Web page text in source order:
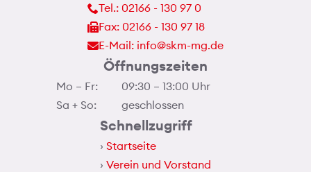
Tel.: 02166 - 130 97 0
Fax: 02166 - 130 97 18
E-Mail: info@skm-mg.de
Öffnungszeiten
Mo – Fr:
Sa + So:
09:30 – 13:00 Uhr
geschlossen
Schnellzugriff
Startseite
Verein und Vorstand